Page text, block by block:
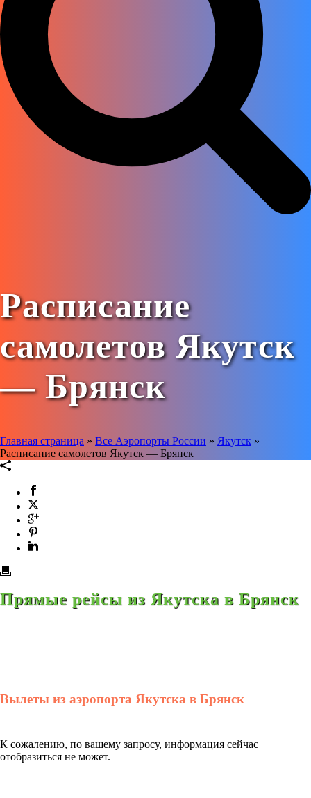
Расписание
самолетов Якутск
— Брянск
Главная страница » Все Аэропорты России » Якутск »
Расписание самолетов Якутск — Брянск
Прямые рейсы из Якутска в Брянск
Вылеты из аэропорта Якутска в Брянск
К сожалению, по вашему запросу, информация сейчас
отобразиться не может.